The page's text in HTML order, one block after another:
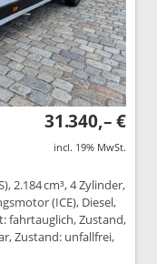
31.340,– €
incl. 19% MwSt.
2.184 cm³, 4 Zylinder,
(ICE), Diesel,
fahrtauglich, Zustand,
Zustand: unfallfrei,